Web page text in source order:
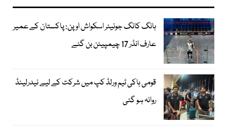
ہانگ کانگ جونیئر اسکواش اوپن: پاکستان کے عمیر
عارف انڈر 17 چیمپیئن بن گئے
قومی ہاکی ٹیم ورلڈ کپ میں شرکت کے لیے نیدرلینڈ
روانہ ہو گئی